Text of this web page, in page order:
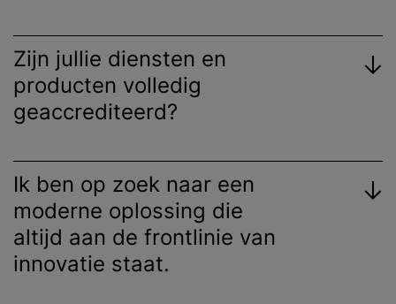
Zijn jullie diensten en
producten volledig
geaccrediteerd?
Ik ben op zoek naar een
moderne oplossing die
altijd aan de frontlinie van
innovatie staat.